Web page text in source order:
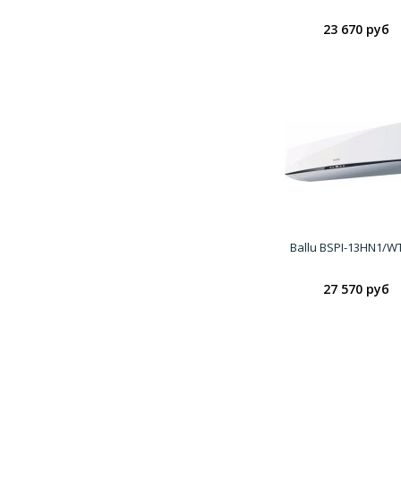
23 670 руб
Ballu BSPI-13HN1/
27 570 руб